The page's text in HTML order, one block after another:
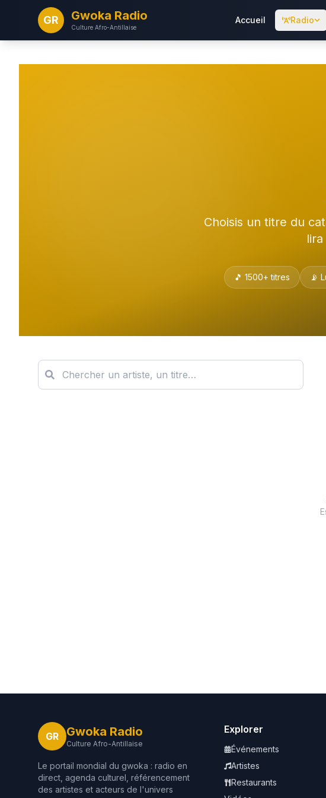
GR Gwoka Radio
Culture Afro-Antillaise
Accueil Radio
Choisis un titre du
🎵 1500+ titres 📡
GR Gwoka Radio
Culture Afro-Antillaise
Le portail mondial du gwoka : radio en
direct, agenda culturel, référencement
des artistes et acteurs de l'univers
Explorer
Événements
Artistes
Restaurants